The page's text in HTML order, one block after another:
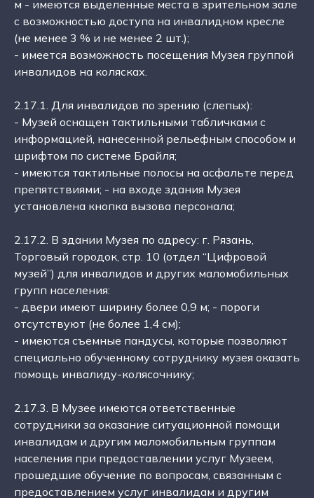
м - имеются выделенные места в зрительном зале
с возможностью доступа на инвалидном кресле
(не менее 3 % и не менее 2 шт.);
- имеется возможность посещения Музея группой
инвалидов на колясках.
2.17.1. Для инвалидов по зрению (слепых):
- Музей оснащен тактильными табличками с
информацией, нанесенной рельефным способом и
шрифтом по системе Брайля;
- имеются тактильные полосы на асфальте перед
препятствиями; - на входе здания Музея
установлена кнопка вызова персонала;
2.17.2. В здании Музея по адресу: г. Рязань,
Торговый городок, стр. 10 (отдел “Цифровой
музей”) для инвалидов и других маломобильных
групп населения:
- двери имеют ширину более 0,9 м; - пороги
отсутствуют (не более 1,4 см);
- имеются съемные пандусы, которые позволяют
специально обученному сотруднику музея оказать
помощь инвалиду-колясочнику;
2.17.3. В Музее имеются ответственные
сотрудники за оказание ситуационной помощи
инвалидам и другим маломобильным группам
населения при предоставлении услуг Музеем,
прошедшие обучение по вопросам, связанным с
предоставлением услуг инвалидам и другим